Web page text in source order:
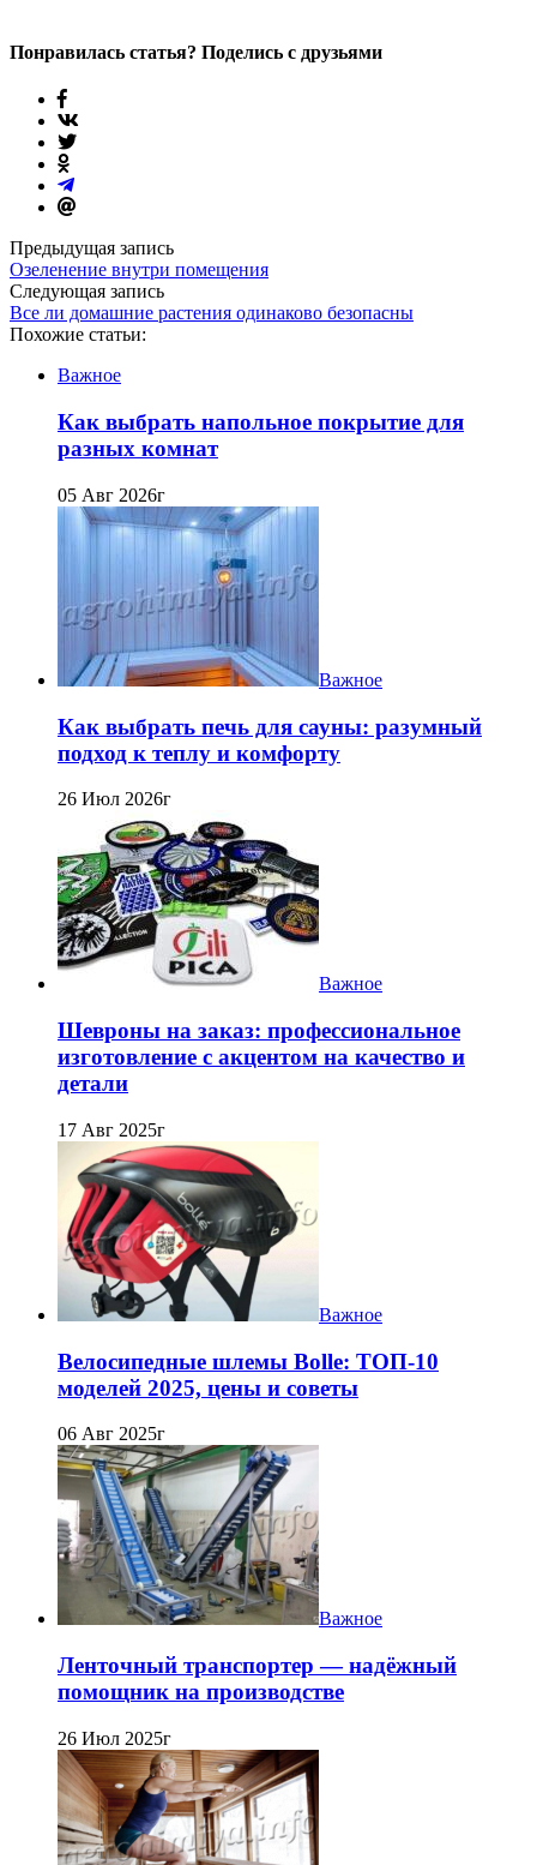
Понравилась статья? Поделись с друзьями
Предыдущая запись
Озеленение внутри помещения
Следующая запись
Все ли домашние растения одинаково безопасны
Похожие статьи:
Важное
Как выбрать напольное покрытие для
разных комнат
05 Авг 2026г
Важное
Как выбрать печь для сауны: разумный
подход к теплу и комфорту
26 Июл 2026г
Важное
Шевроны на заказ: профессиональное
изготовление с акцентом на качество и
детали
17 Авг 2025г
Важное
Велосипедные шлемы Bolle: ТОП-10
моделей 2025, цены и советы
06 Авг 2025г
Важное
Ленточный транспортер — надёжный
помощник на производстве
26 Июл 2025г